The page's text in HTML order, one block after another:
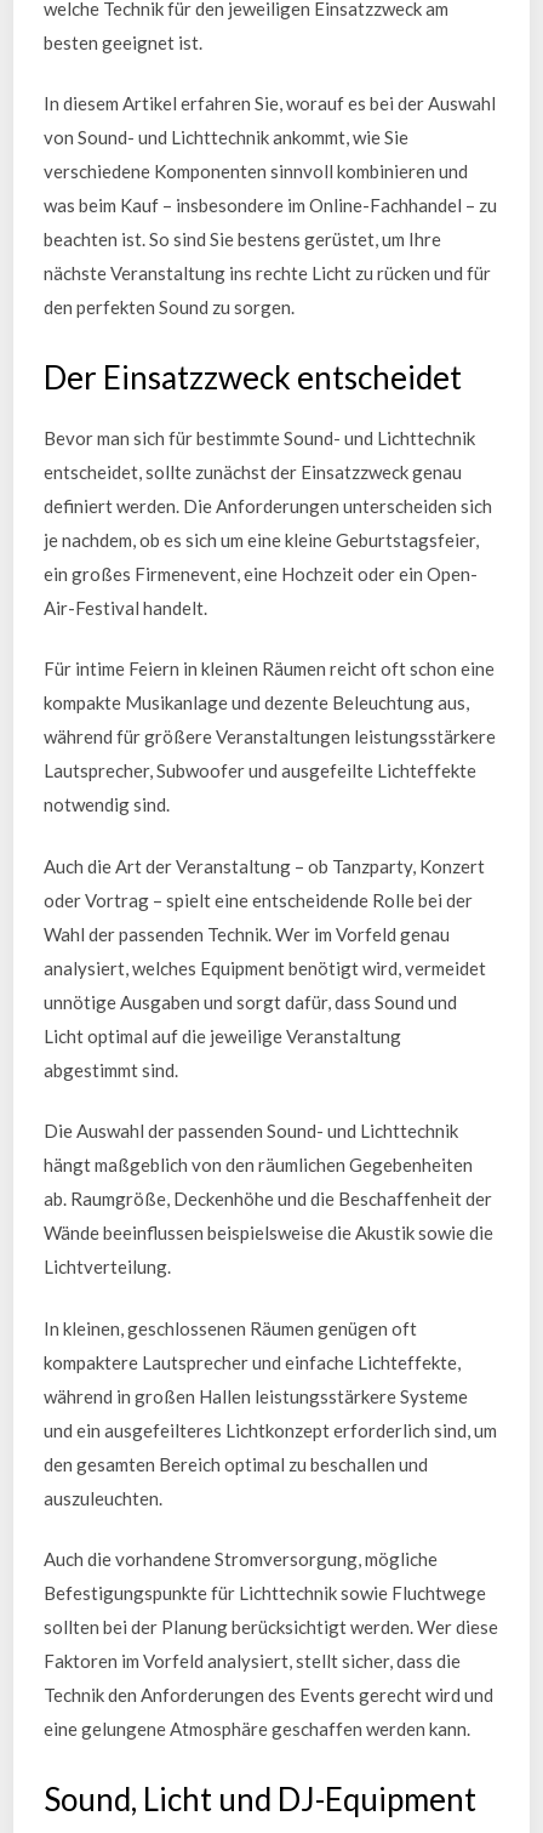
welche Technik für den jeweiligen Einsatzzweck am
besten geeignet ist.
In diesem Artikel erfahren Sie, worauf es bei der Auswahl
von Sound- und Lichttechnik ankommt, wie Sie
verschiedene Komponenten sinnvoll kombinieren und
was beim Kauf – insbesondere im Online-Fachhandel – zu
beachten ist. So sind Sie bestens gerüstet, um Ihre
nächste Veranstaltung ins rechte Licht zu rücken und für
den perfekten Sound zu sorgen.
Der Einsatzzweck entscheidet
Bevor man sich für bestimmte Sound- und Lichttechnik
entscheidet, sollte zunächst der Einsatzzweck genau
definiert werden. Die Anforderungen unterscheiden sich
je nachdem, ob es sich um eine kleine Geburtstagsfeier,
ein großes Firmenevent, eine Hochzeit oder ein Open-
Air-Festival handelt.
Für intime Feiern in kleinen Räumen reicht oft schon eine
kompakte Musikanlage und dezente Beleuchtung aus,
während für größere Veranstaltungen leistungsstärkere
Lautsprecher, Subwoofer und ausgefeilte Lichteffekte
notwendig sind.
Auch die Art der Veranstaltung – ob Tanzparty, Konzert
oder Vortrag – spielt eine entscheidende Rolle bei der
Wahl der passenden Technik. Wer im Vorfeld genau
analysiert, welches Equipment benötigt wird, vermeidet
unnötige Ausgaben und sorgt dafür, dass Sound und
Licht optimal auf die jeweilige Veranstaltung
abgestimmt sind.
Die Auswahl der passenden Sound- und Lichttechnik
hängt maßgeblich von den räumlichen Gegebenheiten
ab. Raumgröße, Deckenhöhe und die Beschaffenheit der
Wände beeinflussen beispielsweise die Akustik sowie die
Lichtverteilung.
In kleinen, geschlossenen Räumen genügen oft
kompaktere Lautsprecher und einfache Lichteffekte,
während in großen Hallen leistungsstärkere Systeme
und ein ausgefeilteres Lichtkonzept erforderlich sind, um
den gesamten Bereich optimal zu beschallen und
auszuleuchten.
Auch die vorhandene Stromversorgung, mögliche
Befestigungspunkte für Lichttechnik sowie Fluchtwege
sollten bei der Planung berücksichtigt werden. Wer diese
Faktoren im Vorfeld analysiert, stellt sicher, dass die
Technik den Anforderungen des Events gerecht wird und
eine gelungene Atmosphäre geschaffen werden kann.
Sound, Licht und DJ-Equipment